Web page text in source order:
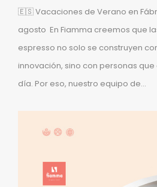
🇪🇸 Vacaciones de Verano en
agosto En Fiamma creemos que
espresso no solo se construyen
innovación, sino con personas
día. Por eso, nuestro equipo de...